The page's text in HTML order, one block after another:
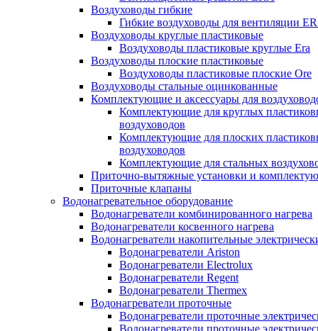
Воздуховоды гибкие
Гибкие воздуховоды для вентиляции
Воздуховоды круглые пластиковые
Воздуховоды пластиковые круглые Era
Воздуховоды плоские пластиковые
Воздуховоды пластиковые плоские Ore
Воздуховоды стальные оцинкованные
Комплектующие и аксессуары для
Комплектующие для круглых
воздуховодов
Комплектующие для плоских
воздуховодов
Комплектующие для стальных
Приточно-вытяжные установки и
Приточные клапаны
Водонагревательное оборудование
Водонагреватели комбинированного нагрева
Водонагреватели косвенного нагрева
Водонагреватели накопительные
Водонагреватели Ariston
Водонагреватели Electrolux
Водонагреватели Regent
Водонагреватели Thermex
Водонагреватели проточные
Водонагреватели проточные